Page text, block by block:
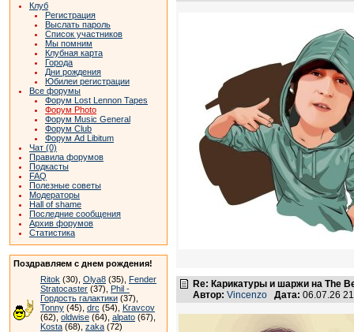
Клуб
Регистрация
Выслать пароль
Список участников
Мы помним
Клубная карта
Города
Дни рождения
Юбилеи регистрации
Все форумы
Форум Lost Lennon Tapes
Форум Photo
Форум Music General
Форум Club
Форум Ad Libitum
Чат (0)
Правила форумов
Подкасты
FAQ
Полезные советы
Модераторы
Hall of shame
Последние сообщения
Архив форумов
Статистика
Поздравляем с днем рождения!
Ritok (30), Olya8 (35), Fender
Stratocaster (37), Phil -
Гордость галактики (37),
Tonny (45), drc (54), Kravcov
(62), oldwise (64), alpato (67),
Kosta (68), zaka (72)
Re: Карикатуры и шаржи на The
Автор: Vincenzo Дата: 06.07.26